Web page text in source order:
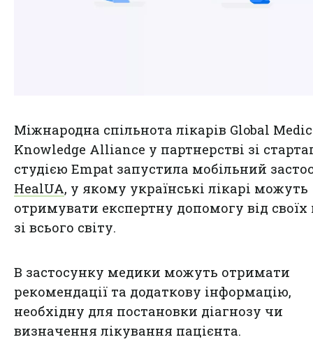
Міжнародна спільнота лікарів Global
Knowledge Alliance у партнерстві зі
студією Empat запустила мобільний
HealUA, у якому українські лікарі можуть
отримувати експертну допомогу від своїх
зі всього світу.
В застосунку медики можуть отримати
рекомендації та додаткову інформацію,
необхідну для постановки діагнозу чи
визначення лікування пацієнта.